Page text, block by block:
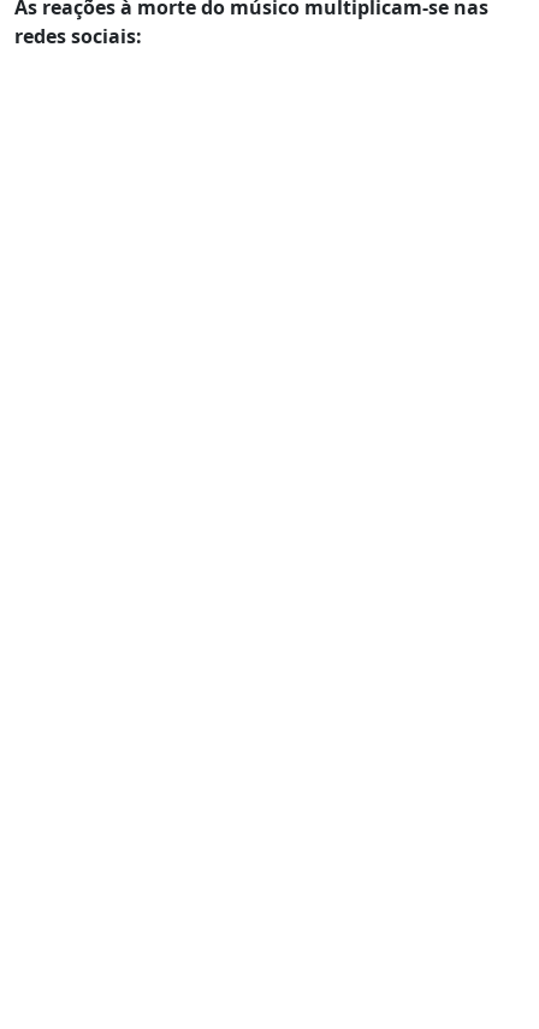
As reações à morte do músico multiplicam-se nas
redes sociais: